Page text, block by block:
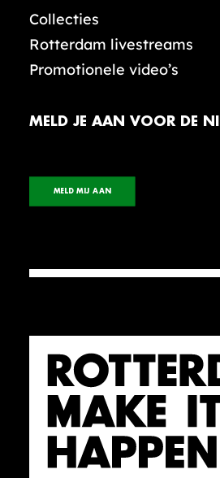
Collecties
Rotterdam livestreams
Promotionele video’s
MELD JE AAN VOOR DE
MELD MIJ AAN